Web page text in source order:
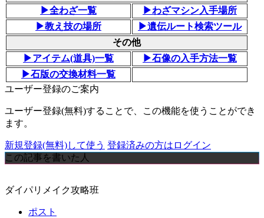
▶全わざ一覧
▶わざマシン入手場所
▶教え技の場所
▶遺伝ルート検索ツール
その他
▶アイテム(道具)一覧
▶石像の入手方法一覧
▶石版の交換材料一覧
ユーザー登録のご案内
ユーザー登録(無料)することで、この機能を使うことができ
ます。
新規登録(無料)して使う 登録済みの方はログイン
この記事を書いた人
ダイパリメイク攻略班
ポスト